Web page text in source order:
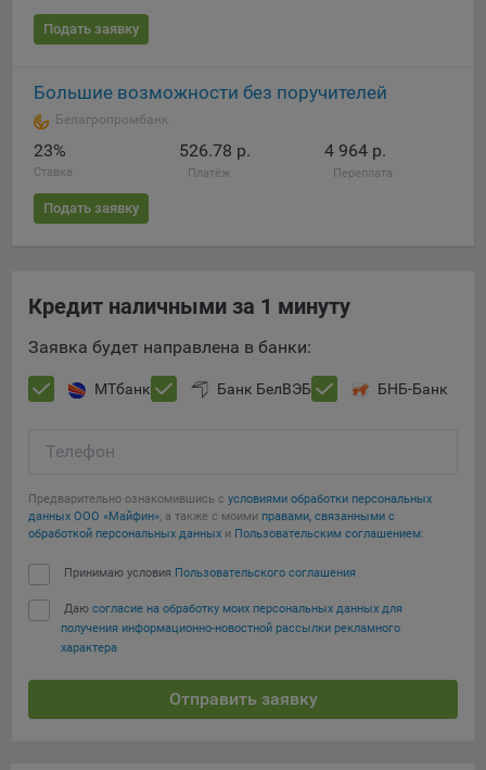
Подать заявку
Большие возможности без поручителей
Белагропромбанк
23%
Ставка
526.78 р.
Платёж
4 964 р.
Переплата
Подать заявку
Кредит наличными за 1 минуту
Заявка будет направлена в банки:
МТбанк Банк БелВЭБ БНБ-Банк
Телефон
Предварительно ознакомившись с условиями обработки персональных
данных ООО «Майфин», а также с моими правами, связанными с
обработкой персональных данных и Пользовательским соглашением:
Принимаю условия Пользовательского соглашения
Даю согласие на обработку моих персональных данных для
получения информационно-новостной рассылки рекламного
характера
Отправить заявку